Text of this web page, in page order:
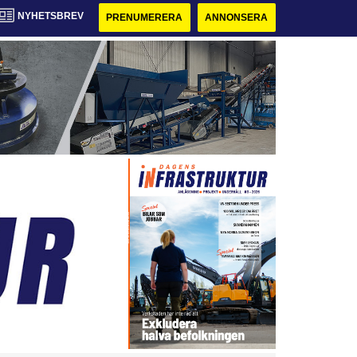
NYHETSBREV PRENUMERERA ANNONSERA